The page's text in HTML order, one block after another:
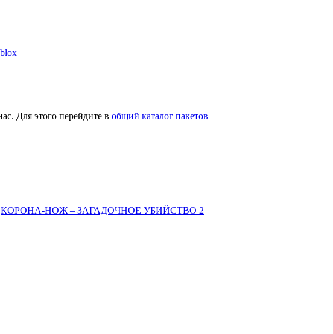
Для этого перейдите в общий каталог пакетов
КОРОНА-НОЖ – ЗАГАДОЧНОЕ УБИЙСТВО 2